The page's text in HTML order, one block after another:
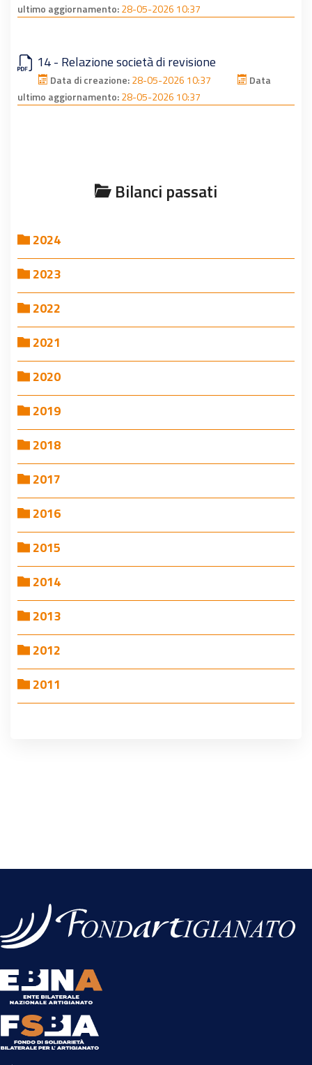
ultimo aggiornamento:28-05-2026 10:37
14 - Relazione società di revisione
Data di creazione:28-05-2026 10:37
Data
ultimo aggiornamento:28-05-2026 10:37
Bilanci passati
2024
2023
2022
2021
2020
2019
2018
2017
2016
2015
2014
2013
2012
2011